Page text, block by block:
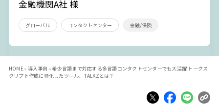
金融機関A社 様
グローバル コンタクトセンター 金融/保険
HOME 導入事例
希少言語まで対応する多言語コンタクトセンターでも大活躍 トークス
クリプト作成に特化したツール、TALKZとは？